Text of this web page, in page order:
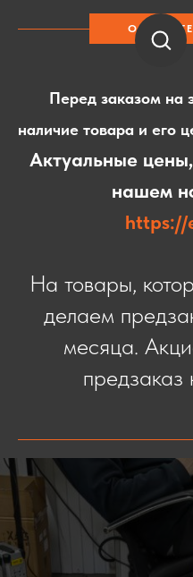
Перед заказом на
наличие товара и его
Актуальные
нашем
https://
На товары,
делаем
месяца.
предзаказ